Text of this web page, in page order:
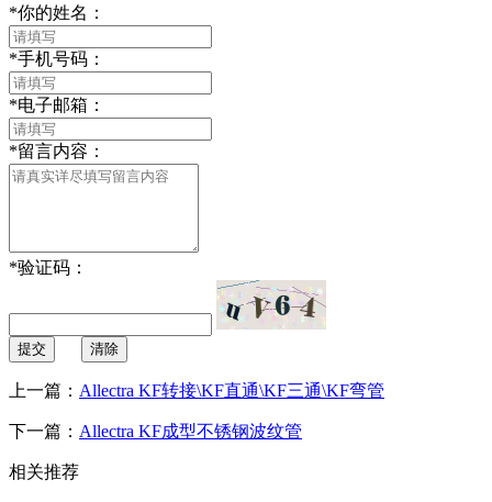
*你的姓名：
*手机号码：
*电子邮箱：
*留言内容：
*验证码：
提交 清除
上一篇： Allectra KF转接\KF直通\KF三通\KF弯管
下一篇： Allectra KF成型不锈钢波纹管
相关推荐